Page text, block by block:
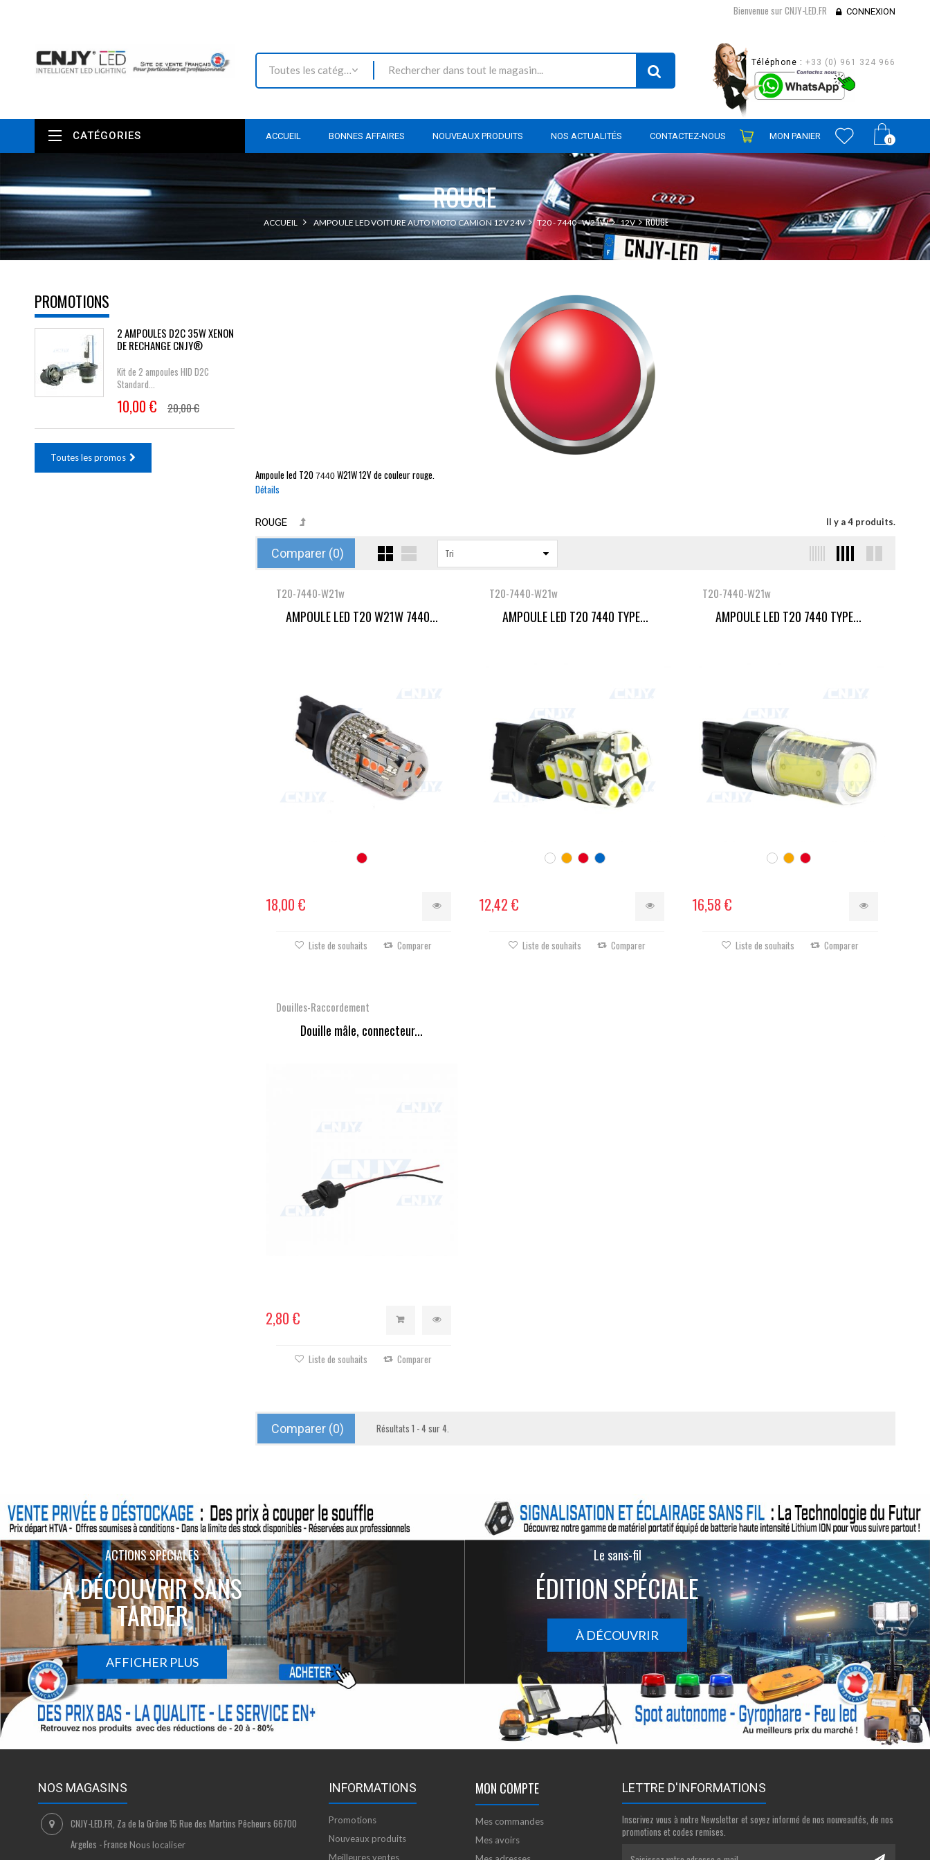
Bienvenue sur CNJY-LED.FR CONNEXION
Toutes les catégories
Téléphone : +33 (0) 961 324 966
0
ACCUEIL BONNES AFFAIRES NOUVEAUX PRODUITS NOS ACTUALITÉS CONTACTEZ-NOUS MON PANIER
CATÉGORIES
ROUGE
ACCUEIL AMPOULE LED VOITURE AUTO MOTO CAMION 12V 24V T20 - 7440 - W21W 12V ROUGE
PROMOTIONS
2 AMPOULES D2C 35W XENON
DE RECHANGE CNJY®
Kit de 2 ampoules HID D2C
Standard...
10,00 € 20,00 €
Toutes les promos
Ampoule led T207440 W21W12V de couleur rouge.
Détails
ROUGE Il y a 4 produits.
Comparer (0) Tri
T20-7440-W21w
AMPOULE LED T20 W21W 7440...
18,00 €
Liste de souhaits Comparer
T20-7440-W21w
AMPOULE LED T20 7440 TYPE...
12,42 €
Liste de souhaits Comparer
T20-7440-W21w
AMPOULE LED T20 7440 TYPE...
16,58 €
Liste de souhaits Comparer
Douilles-Raccordement
Douille mâle, connecteur...
2,80 €
Liste de souhaits Comparer
Comparer (0) Résultats 1 - 4 sur 4.
ACTIONS SPÉCIALES
À DÉCOUVRIR SANS
TARDER
AFFICHER PLUS
Le sans-fil
ÉDITION SPÉCIALE
À DÉCOUVRIR
NOS MAGASINS
CNJY-LED.FR, Za de la Grône 15 Rue des Martins Pêcheurs 66700
Argeles - France Nous localiser
INFORMATIONS
Promotions
Nouveaux produits
Meilleures ventes
MON COMPTE
Mes commandes
Mes avoirs
LETTRE D'INFORMATIONS
Inscrivez vous à notre Newsletter et soyez informé de nos nouveautés, de nos
promotions et codes remises.